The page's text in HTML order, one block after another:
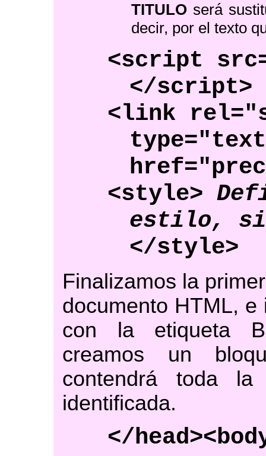
TITULO será
decir, por el texto
<script
</script>
<link
<style>
estilo, si
</style>
Finalizamos la
documento HTML,
con la etiqueta
creamos un
contendrá toda
identificada.
</